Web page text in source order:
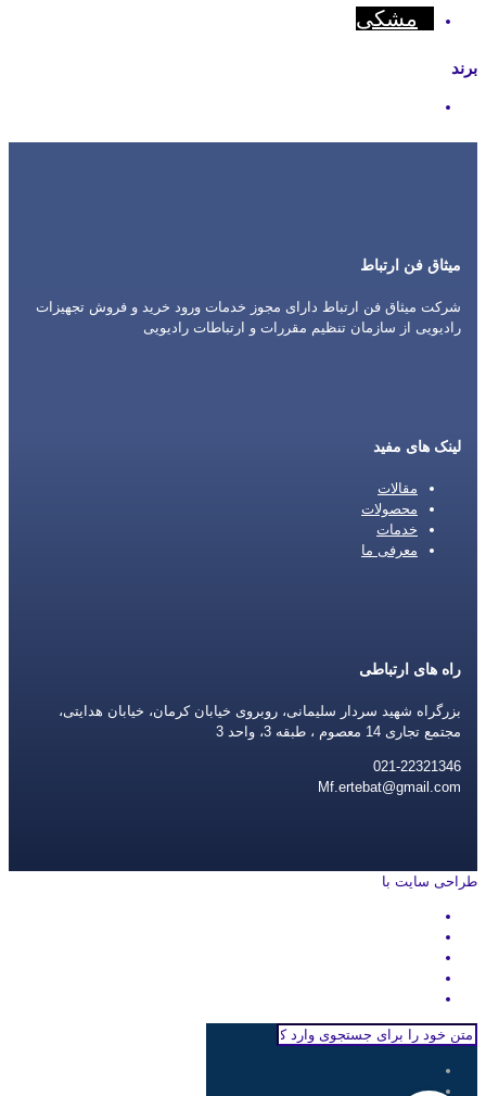
مشکی
برند
میثاق فن ارتباط
شرکت میثاق فن ارتباط دارای مجوز خدمات ورود خرید و فروش تجهیزات
رادیویی از سازمان تنظیم مقررات و ارتباطات رادیویی
لینک های مفید
مقالات
محصولات
خدمات
معرفی ما
راه های ارتباطی
بزرگراه شهید سردار سلیمانی، روبروی خیابان کرمان، خیابان هدایتی،
مجتمع تجاری 14 معصوم ، طبقه 3، واحد 3
021-22321346
Mf.ertebat@gmail.com
طراحی سایت با